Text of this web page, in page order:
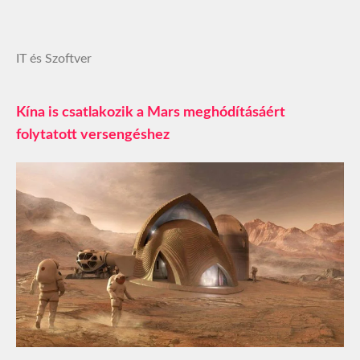
IT és Szoftver
Kína is csatlakozik a Mars meghódításáért
folytatott versengéshez